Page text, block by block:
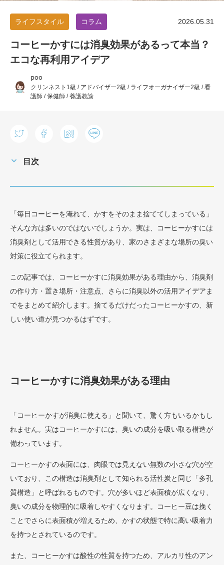
2026.05.31
ライフスタイル コラム
コーヒーかすには消臭効果があるって本当？
エコな再利用アイデア
poo
クリンネスト1級 / アドバイザー2級 / ライフオーガナイザー2級 / 看
護師 / 保健師 / 養護教諭
目次
「毎日コーヒーを淹れて、かすをそのまま捨ててしまっている」
そんな方は多いのではないでしょうか。実は、コーヒーかすには
消臭剤として活用できる性質があり、家のさまざまな場所の臭い
対策に役立てられます。
この記事では、コーヒーかすに消臭効果がある理由から、消臭剤
の作り方・置き場所・注意点、さらに消臭以外の活用アイデアま
でをまとめて紹介します。捨てるだけだったコーヒーかすの、新
しい使い道が見つかるはずです。
コーヒーかすに消臭効果がある理由
「コーヒーかすが消臭に使える」と聞いて、驚く方もいるかもし
れません。実はコーヒーかすには、臭いの成分を吸い取る構造が
備わっています。
コーヒーかすの表面には、肉眼では見えない無数の小さな穴が空
いており、この構造は消臭剤として知られる活性炭と同じ「多孔
質構造」と呼ばれるものです。穴が多いほど表面積が広くなり、
臭いの成分を物理的に吸着しやすくなります。コーヒー豆は挽く
ことでさらに表面積が増えるため、かすの状態で特に高い吸着力
を持つとされているのです。
また、コーヒーかすは酸性の性質を持つため、アルカリ性のアン